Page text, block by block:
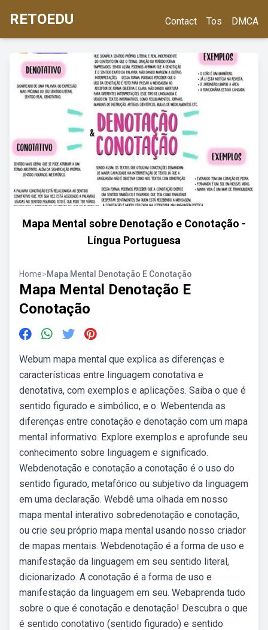
RETOEDU Contact Tos DMCA
Mapa Mental sobre Denotação e Conotação -
Língua Portuguesa
Home>Mapa Mental Denotação E Conotação
Mapa Mental Denotação E
Conotação
Webum mapa mental que explica as diferenças e
características entre linguagem conotativa e
denotativa, com exemplos e aplicações. Saiba o que é
sentido figurado e simbólico, e o. Webentenda as
diferenças entre conotação e denotação com um mapa
mental informativo. Explore exemplos e aprofunde seu
conhecimento sobre linguagem e significado.
Webdenotação e conotação a conotação é o uso do
sentido figurado, metafórico ou subjetivo da linguagem
em uma declaração. Webdê uma olhada em nosso
mapa mental interativo sobredenotação e conotação,
ou crie seu próprio mapa mental usando nosso criador
de mapas mentais. Webdenotação é a forma de uso e
manifestação da linguagem em seu sentido literal,
dicionarizado. A conotação é a forma de uso e
manifestação da linguagem em seu. Webaprenda tudo
sobre o que é conotação e denotação! Descubra o que
é sentido conotativo (sentido figurado) e sentido